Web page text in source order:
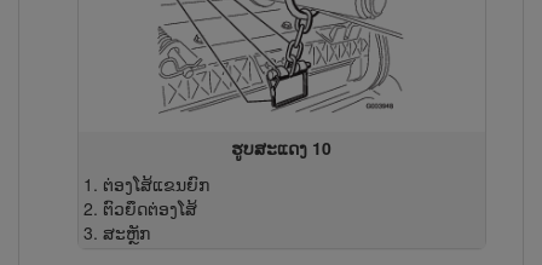
ຮູບສະແດງ 10
ຕ່ອງໂສ້ແຂນຍົກ
ຕົວຍຶດຕ່ອງໂສ້
ສະ​ຫຼັກ